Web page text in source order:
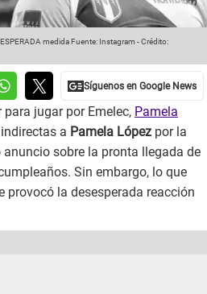
medida Fuente: Instagram -Crédito:
jugar por Emelec, Pamela
a Pamela López por la
sobre la pronta llegada de
Sin embargo, lo que
provocó la desesperada reacción